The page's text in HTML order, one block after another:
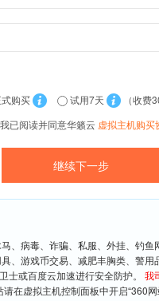
购买 试用7天
（收费
我已阅读并同意华籁云 虚拟主机购买
、病毒、诈骗、私服、外挂、钓
、游戏币交易、减肥丰胸类、警
士或百度云加速进行安全防护。 我
在虚拟主机控制面板中开启“360